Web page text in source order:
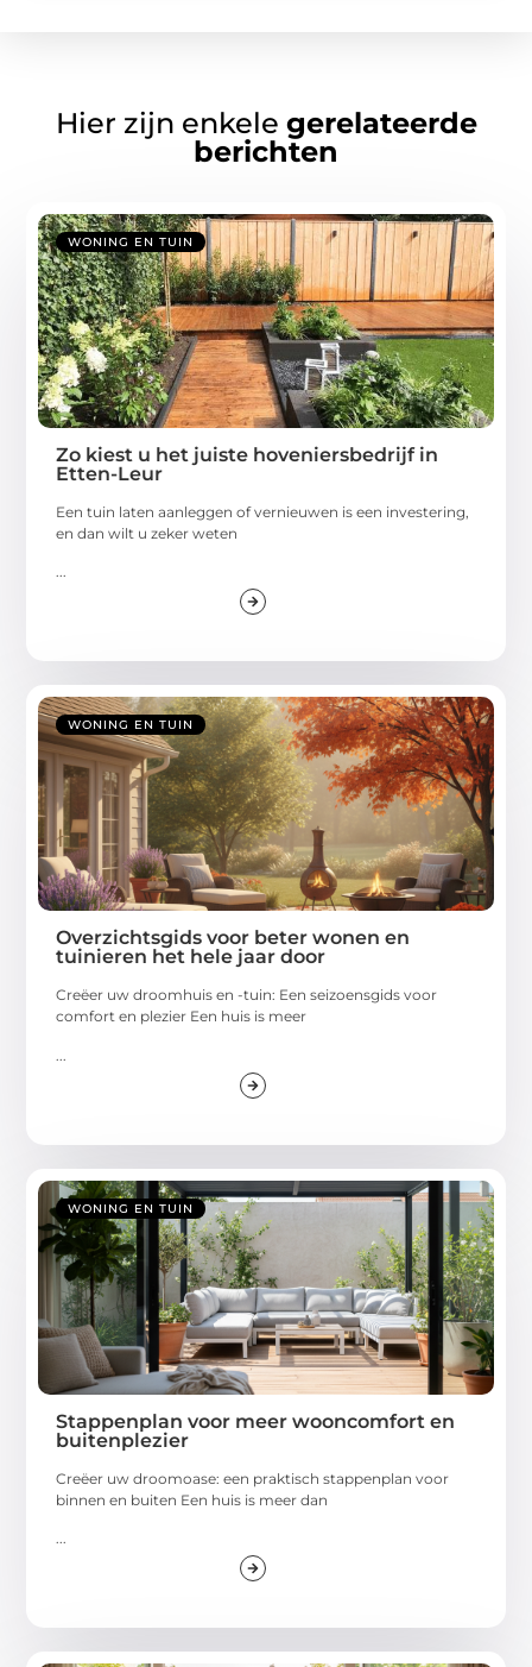
Hier zijn enkele gerelateerde
berichten
WONING EN TUIN
Zo kiest u het juiste hoveniersbedrijf in
Etten-Leur
Een tuin laten aanleggen of vernieuwen is een investering,
en dan wilt u zeker weten
...
WONING EN TUIN
Overzichtsgids voor beter wonen en
tuinieren het hele jaar door
Creëer uw droomhuis en -tuin: Een seizoensgids voor
comfort en plezier Een huis is meer
WONING EN TUIN
Stappenplan voor meer wooncomfort en
buitenplezier
Creëer uw droomoase: een praktisch stappenplan voor
binnen en buiten Een huis is meer dan
...